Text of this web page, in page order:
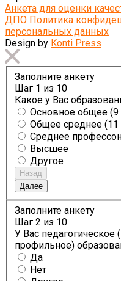
Анкета для оценки
ДПО Политика
персональных данных
Design by Konti Press
Заполните анкету
Шаг 1 из 10
Какое у Вас
Основное общее (9
Общее среднее (11
Среднее
Высшее
Другое
Назад
Далее
Заполните анкету
Шаг 2 из 10
У Вас педагогическое
профильное)
Да
Нет